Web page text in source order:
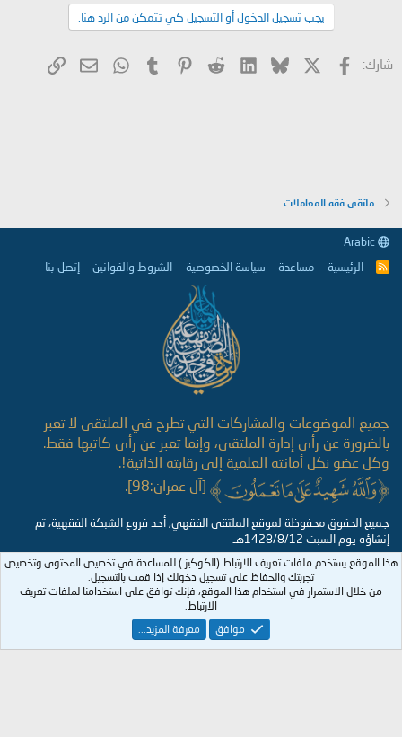
يجب تسجيل الدخول أو التسجيل كي تتمكن من الرد هنا.
شارك: فيسبوك Bluesky
LinkedIn
Reddit
Pinterest
Tumblr
WhatsApp
البريد
ملتقى فقه المعاملات
R
الرئيسية مساعدة سياسة الخصوصية الشروط والقوانين إتصل بنا
جميع الموضوعات والمشاركات التي تطرح في الملتقى لا تعبر
بالضرورة عن رأي إدارة الملتقى، وإنما تعبر عن رأي كاتبها فقط.
وكل عضو نكل أمانته العلمية إلى رقابته الذاتية!.
[آل عمران:98].
جميع الحقوق محفوظة لموقع الملتقى الفقهي, أحد فروع الشبكة الفقهية، تم
إنشاؤه يوم السبت 1428/8/12هـ
هذا الموقع يستخدم ملفات تعريف الارتباط (الكوكيز ) للمساعدة في تخصيص المحتوى وتخصيص
تجربتك والحفاظ على تسجيل دخولك إذا قمت بالتسجيل.
من خلال الاستمرار في استخدام هذا الموقع، فإنك توافق على استخدامنا لملفات تعريف
الارتباط.
موافق
معرفة المزيد...